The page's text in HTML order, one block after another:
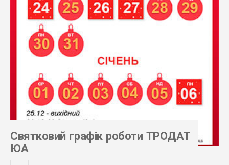
Святковий графік роботи ТРОДАТ
ЮА